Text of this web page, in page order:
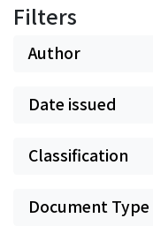
Filters
Author
Date issued
Classification
Document Type